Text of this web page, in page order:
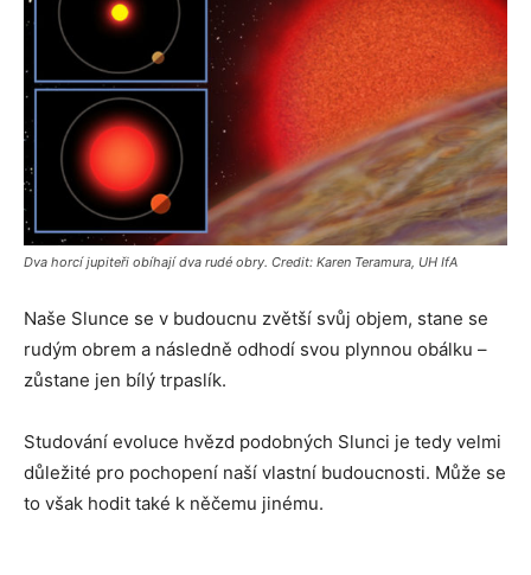
Dva horcí jupiteři obíhají dva rudé obry. Credit: Karen Teramura, UH IfA
Naše Slunce se v budoucnu zvětší svůj objem, stane se
rudým obrem a následně odhodí svou plynnou obálku –
zůstane jen bílý trpaslík.
Studování evoluce hvězd podobných Slunci je tedy velmi
důležité pro pochopení naší vlastní budoucnosti. Může se
to však hodit také k něčemu jinému.